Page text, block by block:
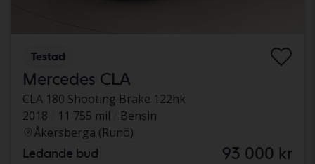
Testad
Mercedes CLA
CLA 180 Shooting Brake 122hk
2018
11 755 mil
Bensin
Åkersberga (Runö)
Ledande bud 93 000 kr